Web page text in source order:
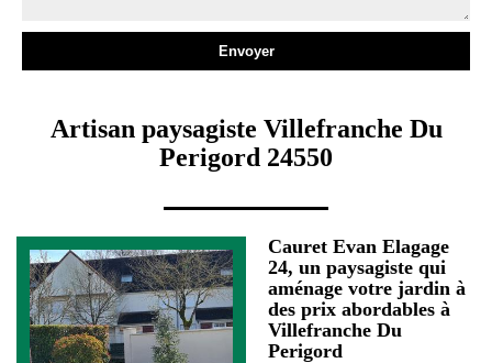
Artisan paysagiste Villefranche Du
Perigord 24550
Cauret Evan Elagage
24, un paysagiste qui
aménage votre jardin à
des prix abordables à
Villefranche Du
Perigord